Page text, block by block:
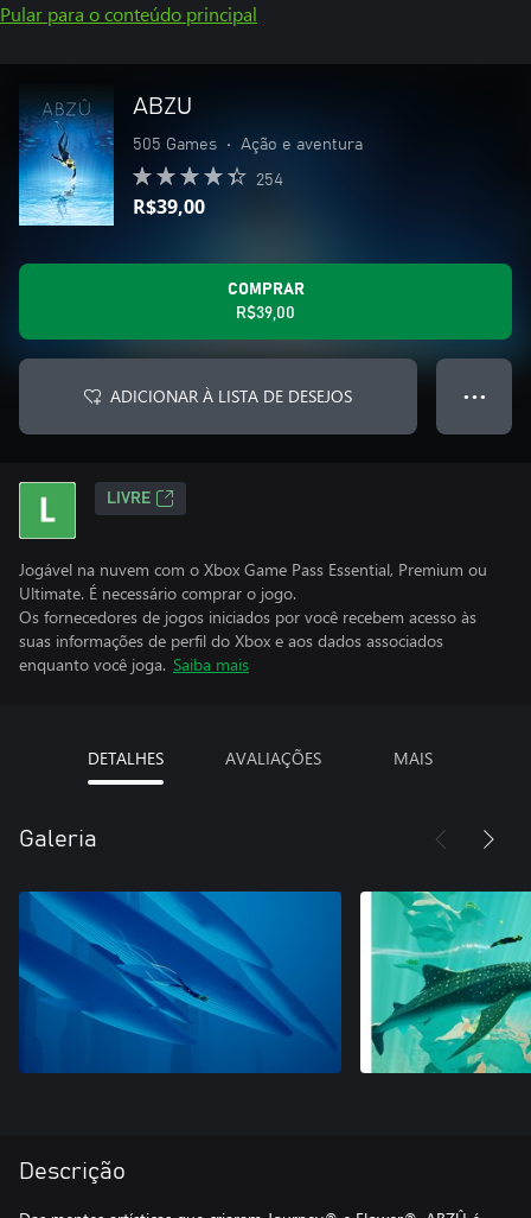
Pular para o conteúdo principal
ABZU
505 Games • Ação e aventura
254
R$39,00
COMPRAR
R$39,00
ADICIONAR À LISTA DE DESEJOS ● ● ●
LIVRE
Jogável na nuvem com o Xbox Game Pass Essential, Premium ou
Ultimate. É necessário comprar o jogo.
Os fornecedores de jogos iniciados por você recebem acesso às
suas informações de perfil do Xbox e aos dados associados
enquanto você joga. Saiba mais
DETALHES AVALIAÇÕES MAIS
Galeria
Descrição